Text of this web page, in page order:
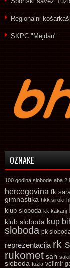
Regionalni
SKPC "Mejdan"
OZNAKE
100 godina slobode aba 2
hercegovina fk
gimnastika hkk siroki
klub sloboda kk kakanj
klub sloboda kup
sloboda pk sloboda
reprezentacija rk
rukomet sah
sloboda tuzla velimir